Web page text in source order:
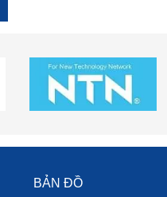
BẢN ĐỒ